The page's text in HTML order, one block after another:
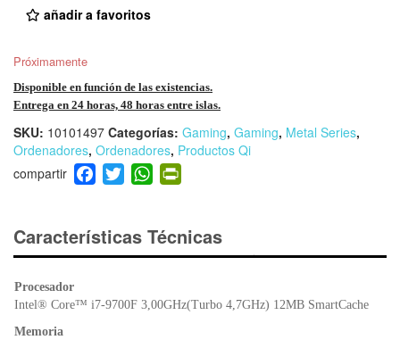
añadir a favoritos
Próximamente
Disponible en función de las existencias.
Entrega en 24 horas, 48 horas entre islas.
SKU: 10101497 Categorías: Gaming, Gaming, Metal Series,
Ordenadores, Ordenadores, Productos Qi
F
a
e
b
o
T
wi
er
W
h
s
A
p
ri
e
dl
y
Características Técnicas
Procesador
Intel® Core™ i7-9700F 3,00GHz(Turbo 4,7GHz) 12MB SmartCache
Memoria